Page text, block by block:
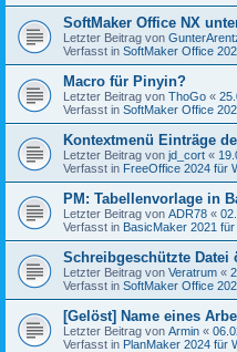
SoftMaker Office NX
Letzter Beitrag von
Verfasst in SoftMaker Office
Macro für Pinyin?
Letzter Beitrag von ThoGo «
Verfasst in SoftMaker Office
Kontextmenü Einträge
Letzter Beitrag von jd_cort «
Verfasst in FreeOffice 2024 für
PM: Tabellenvorlage in
Letzter Beitrag von ADR78 «
Verfasst in BasicMaker 2021 für
Schreibgeschützte
Letzter Beitrag von Veratrum «
Verfasst in SoftMaker Office
[Gelöst] Name eines
Letzter Beitrag von Armin «
Verfasst in PlanMaker 2024 für